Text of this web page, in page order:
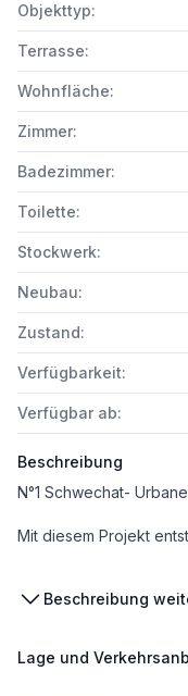
Objekttyp:
Terrasse:
Wohnfläche:
Zimmer:
Badezimmer:
Toilette:
Stockwerk:
Neubau:
Zustand:
Verfügbarkeit:
Verfügbar ab:
Beschreibung
Mit diesem Projekt entsteht am Hauptplatz 1 ein architektonisch prägendes Neubauprojekt, das stilvolles Wohnen, nachhaltige
Die Wohnungen verfügen über Wohnflächen von ca. 38 m² bis 123 m² und bieten durchdachte Grundrisse sowie großzügige Balkone, Loggien,
Beschreibung
Lage und